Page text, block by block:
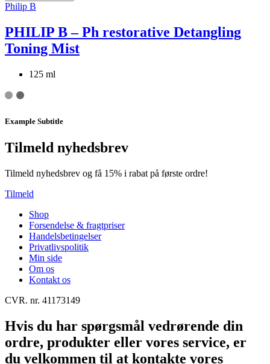
Philip B
PHILIP B – Ph restorative Detangling
Toning Mist
125 ml
Example Subtitle
Tilmeld nyhedsbrev
Tilmeld nyhedsbrev og få 15% i rabat på første ordre!
Tilmeld
Shop
Forsendelse & fragtpriser
Handelsbetingelser
Privatlivspolitik
Min side
Om os
Kontakt os
CVR. nr. 41173149
Hvis du har spørgsmål vedrørende din
ordre, produkter eller vores service, er
du velkommen til at kontakte vores